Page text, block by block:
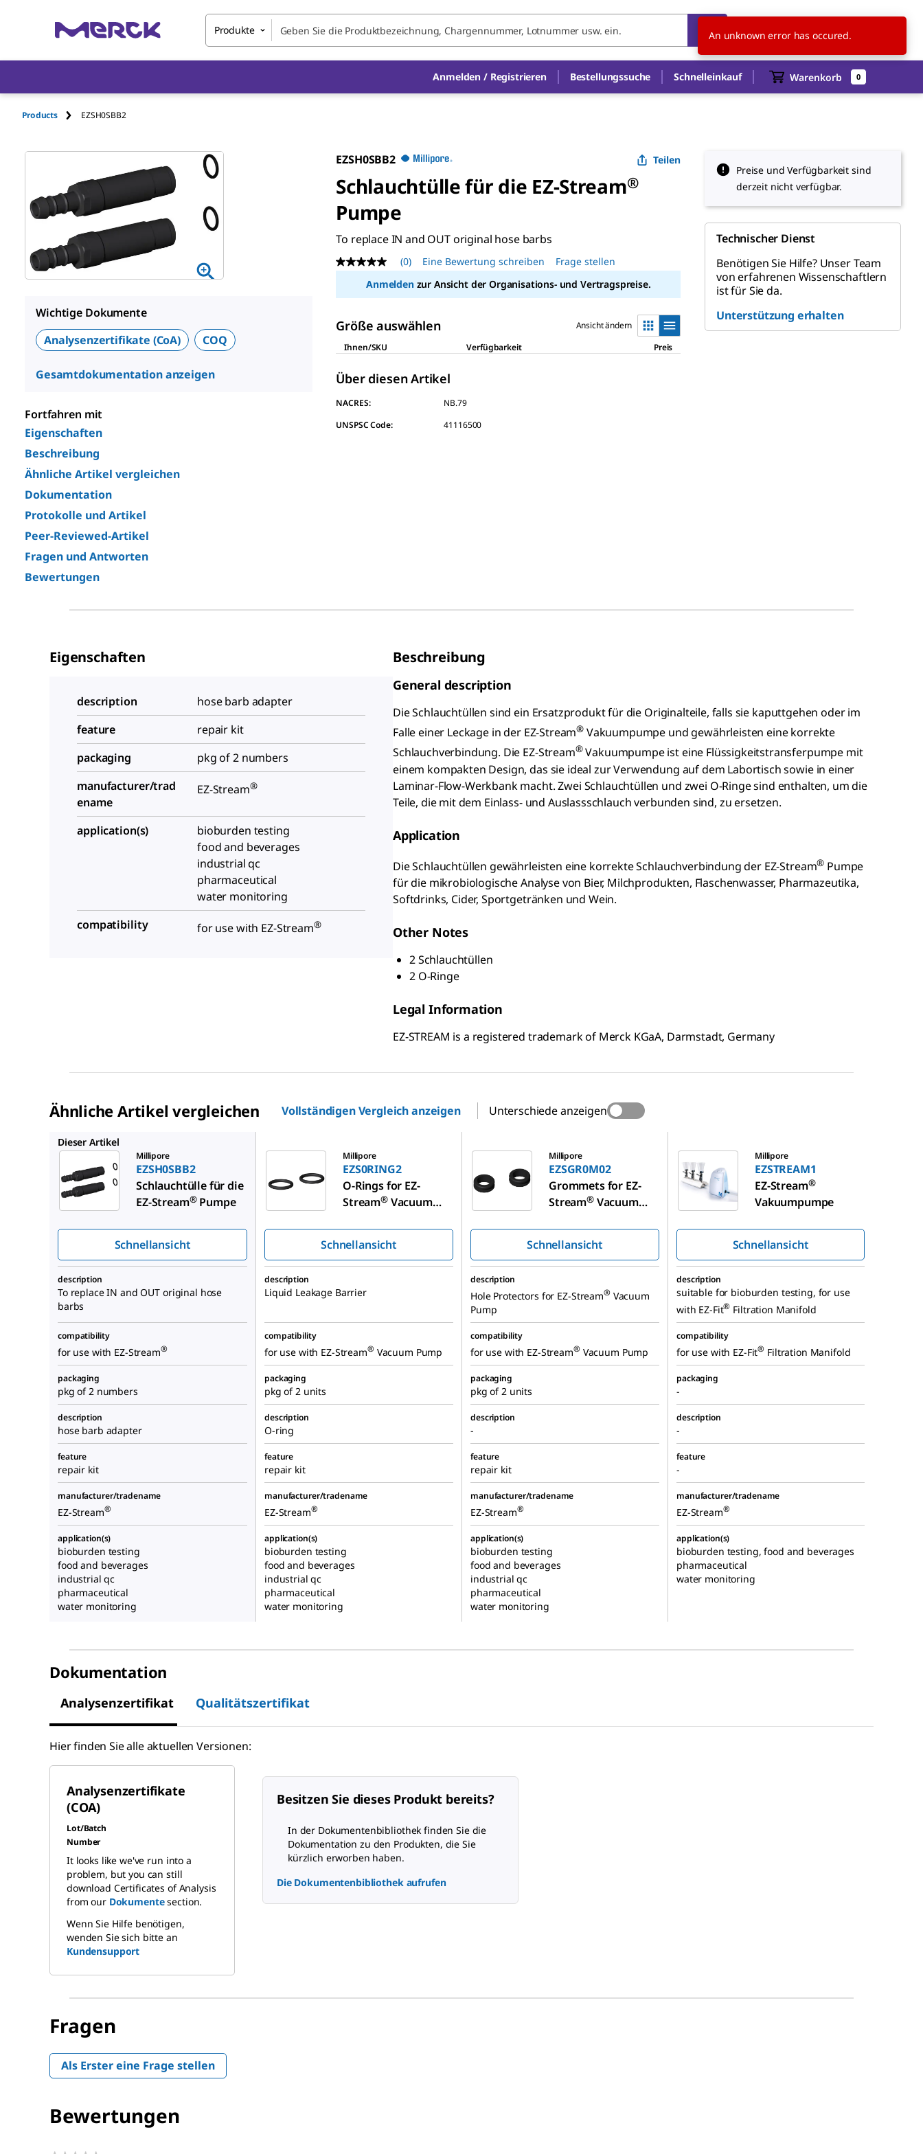
Produkte DE DE
Anmelden / Registrieren Bestellungssuche Schnelleinkauf Warenkorb 0
Products EZSH0SBB2
Wichtige Dokumente
Analysenzertifikate (CoA)
COQ
Gesamtdokumentation anzeigen
Fortfahren mit
Eigenschaften
Beschreibung
Ähnliche Artikel vergleichen
Dokumentation
Protokolle und Artikel
Peer-Reviewed-Artikel
Fragen und Antworten
Bewertungen
EZSH0SBB2 Teilen
Schlauchtülle für die EZ-Stream®
Pumpe
To replace IN and OUT original hose barbs
Kein
Beurteilungswert
auf
Seite.
(0) Eine Bewertung schreiben
Frage stellen
Anmeldenzur Ansicht der Organisations- und Vertragspreise.
Größe auswählen
Ansicht ändern
Ihnen/SKU
Verfügbarkeit Preis
Über diesen Artikel
NACRES:
NB.79
UNSPSC Code:
41116500
Preise und Verfügbarkeit sind
derzeit nicht verfügbar.
Technischer Dienst
Benötigen Sie Hilfe? Unser Team
von erfahrenen Wissenschaftlern
ist für Sie da.
Unterstützung erhalten
Eigenschaften
description
hose barb adapter
feature
repair kit
packaging
pkg of 2 numbers
manufacturer/trad
ename
EZ-Stream®
application(s)
bioburden testing
food and beverages
industrial qc
pharmaceutical
water monitoring
compatibility
for use with EZ-Stream®
Beschreibung
General description
Die Schlauchtüllen sind ein Ersatzprodukt für die Originalteile, falls sie kaputtgehen oder im
Falle einer Leckage in der EZ-Stream® Vakuumpumpe und gewährleisten eine korrekte
Schlauchverbindung. Die EZ-Stream®Vakuumpumpe ist eine Flüssigkeitstransferpumpe mit
einem kompakten Design, das sie ideal zur Verwendung auf dem Labortisch sowie in einer
Laminar-Flow-Werkbank macht. Zwei Schlauchtüllen und zwei O-Ringe sind enthalten, um die
Teile, die mit dem Einlass- und Auslassschlauch verbunden sind, zu ersetzen.
Application
Die Schlauchtüllen gewährleisten eine korrekte Schlauchverbindung der EZ-Stream® Pumpe
für die mikrobiologische Analyse von Bier, Milchprodukten, Flaschenwasser, Pharmazeutika,
Softdrinks, Cider, Sportgetränken und Wein.
Other Notes
2 Schlauchtüllen
2 O-Ringe
Legal Information
EZ-STREAM is a registered trademark of Merck KGaA, Darmstadt, Germany
Ähnliche Artikel vergleichen Vollständigen Vergleich anzeigen Unterschiede anzeigen
Dieser Artikel
Millipore
EZSH0SBB2
Schlauchtülle für die
EZ-Stream®Pumpe
Schnellansicht
Millipore
EZS0RING2
O-Rings for EZ-
Stream®Vacuum
Schnellansicht
Millipore
EZSGR0M02
Grommets for EZ-
Stream®Vacuum
Schnellansicht
Millipore
EZSTREAM1
EZ-Stream®
Vakuumpumpe
Schnellansicht
description
To replace IN and OUT original hose
barbs
description
Liquid Leakage Barrier
description
Hole Protectors for EZ-Stream® Vacuum
Pump
description
suitable for bioburden testing, for use
with EZ-Fit® Filtration Manifold
compatibility
for use with EZ-Stream®
compatibility
for use with EZ-Stream® Vacuum Pump
compatibility
for use with EZ-Stream® Vacuum Pump
compatibility
for use with EZ-Fit® Filtration Manifold
packaging
pkg of 2 numbers
packaging
pkg of 2 units
packaging
pkg of 2 units
packaging
-
description
hose barb adapter
description
O-ring
description
-
description
-
feature
repair kit
feature
repair kit
feature
repair kit
feature
-
manufacturer/tradename
EZ-Stream®
manufacturer/tradename
EZ-Stream®
manufacturer/tradename
EZ-Stream®
manufacturer/tradename
EZ-Stream®
application(s)
bioburden testing
food and beverages
industrial qc
pharmaceutical
water monitoring
application(s)
bioburden testing
food and beverages
industrial qc
pharmaceutical
water monitoring
application(s)
bioburden testing
food and beverages
industrial qc
pharmaceutical
water monitoring
application(s)
bioburden testing, food and beverages
pharmaceutical
water monitoring
Dokumentation
Analysenzertifikat Qualitätszertifikat
Hier finden Sie alle aktuellen Versionen:
Analysenzertifikate
(COA)
Lot/Batch
Number
It looks like we've run into a
problem, but you can still
download Certificates of Analysis
from our Dokumentesection.
Wenn Sie Hilfe benötigen,
wenden Sie sich bitte an
Kundensupport
Besitzen Sie dieses Produkt bereits?
In der Dokumentenbibliothek finden Sie die
Dokumentation zu den Produkten, die Sie
kürzlich erworben haben.
Die Dokumentenbibliothek aufrufen
Fragen
Als Erster eine Frage stellen
Bewertungen
An unknown error has occured.